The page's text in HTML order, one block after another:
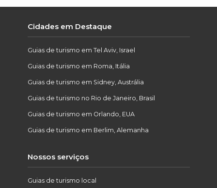
Cidades em Destaque
Guias de turismo em Tel Aviv, Israel
Guias de turismo em Roma, Itália
Guias de turismo em Sidney, Austrália
Guias de turismo no Rio de Janeiro, Brasil
Guias de turismo em Orlando, EUA
Guias de turismo em Berlim, Alemanha
Nossos serviços
Guias de turismo local